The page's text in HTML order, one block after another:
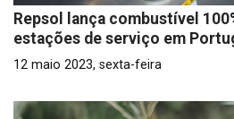
Repsol lança combustível
estações de serviço em
12 maio 2023, sexta-feira